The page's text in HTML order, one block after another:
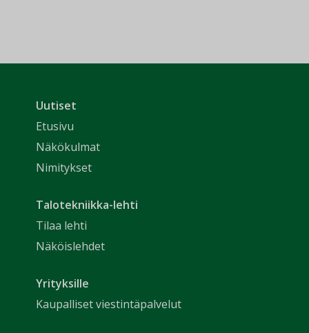
Uutiset
Etusivu
Näkökulmat
Nimitykset
Talotekniikka-lehti
Tilaa lehti
Näköislehdet
Yrityksille
Kaupalliset viestintäpalvelut